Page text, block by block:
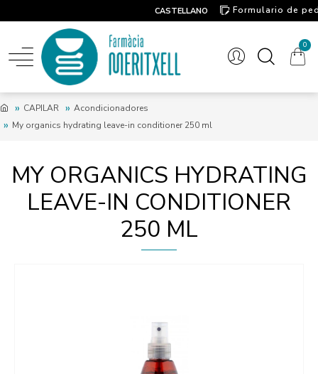
CASTELLANO
Formulario de
0
CAPILAR
Acondicionadores
My organics hydrating leave-in conditioner 250 ml
MY ORGANICS HYDRATING
LEAVE-IN CONDITIONER
250 ML